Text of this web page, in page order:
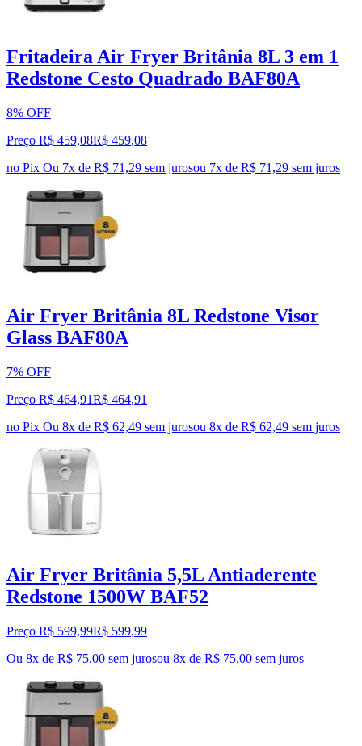
Fritadeira Air Fryer Britânia 8L 3 em 1
Redstone Cesto Quadrado BAF80A
8% OFF
Preço R$ 459,08R$ 459,08
no Pix Ou 7x de R$ 71,29 sem jurosou 7x de R$ 71,29 sem juros
Air Fryer Britânia 8L Redstone Visor
Glass BAF80A
7% OFF
Preço R$ 464,91R$ 464,91
no Pix Ou 8x de R$ 62,49 sem jurosou 8x de R$ 62,49 sem juros
Air Fryer Britânia 5,5L Antiaderente
Redstone 1500W BAF52
Preço R$ 599,99R$ 599,99
Ou 8x de R$ 75,00 sem jurosou 8x de R$ 75,00 sem juros